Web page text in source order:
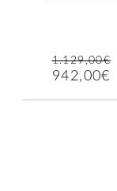
1.129,00€
942,00€